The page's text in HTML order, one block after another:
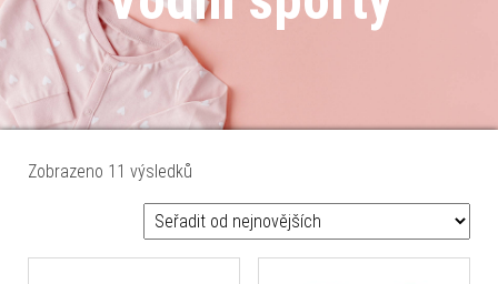
Zobrazeno 11 výsledků